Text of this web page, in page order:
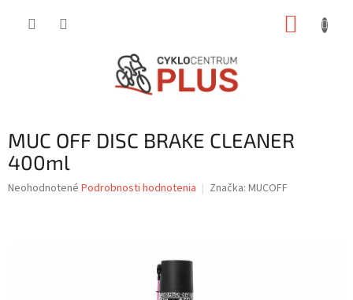
MUC OFF DISC BRAKE CLEANER
400ml
Priemerné
Neohodnotené Podrobnosti hodnotenia Značka: MUCOFF